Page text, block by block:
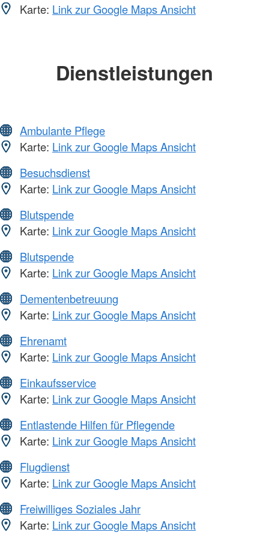
Karte: Link zur Google Maps Ansicht
Dienstleistungen
Ambulante Pflege
Karte: Link zur Google Maps Ansicht
Besuchsdienst
Karte: Link zur Google Maps Ansicht
Blutspende
Karte: Link zur Google Maps Ansicht
Blutspende
Karte: Link zur Google Maps Ansicht
Dementenbetreuung
Karte: Link zur Google Maps Ansicht
Ehrenamt
Karte: Link zur Google Maps Ansicht
Einkaufsservice
Karte: Link zur Google Maps Ansicht
Entlastende Hilfen für Pflegende
Karte: Link zur Google Maps Ansicht
Flugdienst
Karte: Link zur Google Maps Ansicht
Freiwilliges Soziales Jahr
Karte: Link zur Google Maps Ansicht